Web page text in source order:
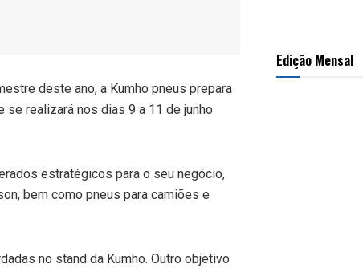
deste ano, a Kumho pneus prepara
se realizará nos dias 9 a 11 de junho
estratégicos para o seu negócio,
bem como pneus para camiões e
no stand da Kumho. Outro objetivo
Edição Mensal